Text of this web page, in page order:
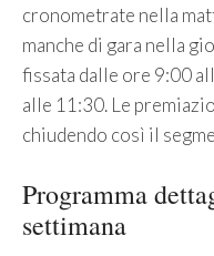
cronometrate nella
manche di gara nella
fissata dalle ore 9:00
alle 11:30. Le
chiudendo così il
Programma
settimana